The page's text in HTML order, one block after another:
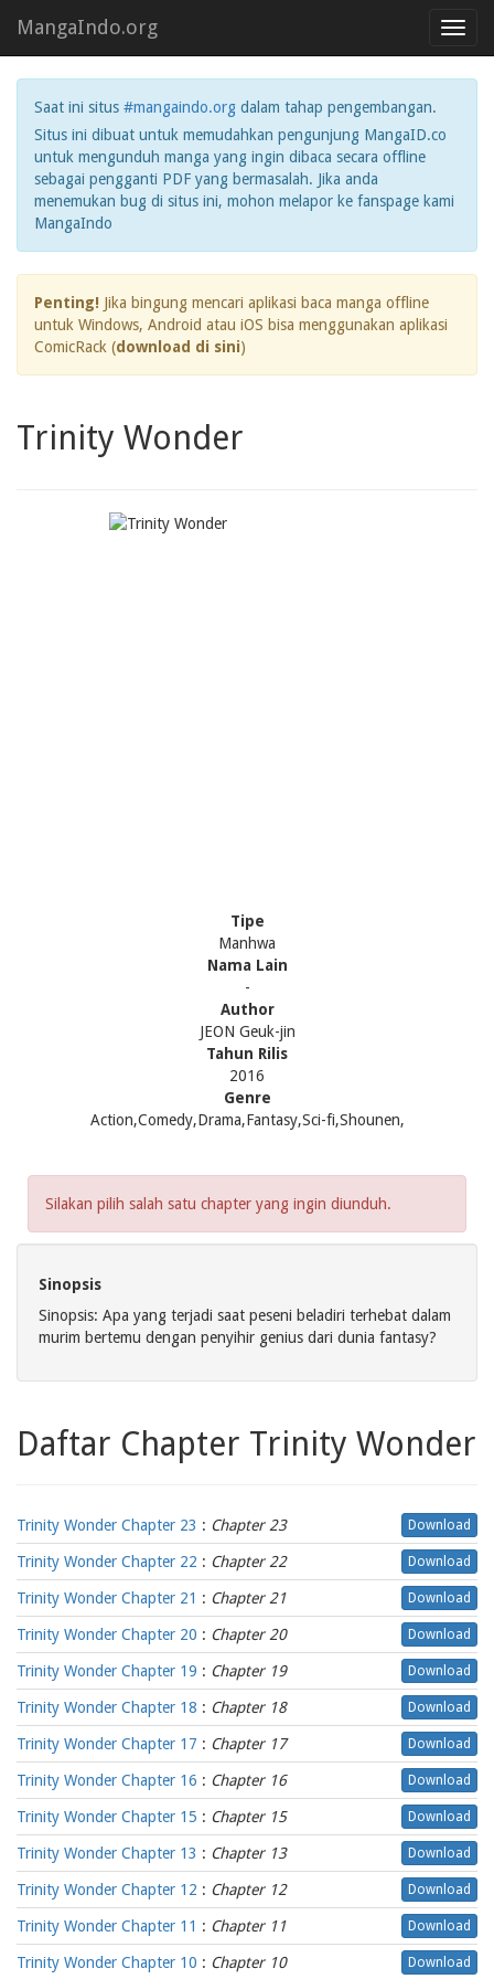
MangaIndo.org
Saat ini situs #mangaindo.org dalam tahap pengembangan.
Situs ini dibuat untuk memudahkan pengunjung MangaID.co
untuk mengunduh manga yang ingin dibaca secara offline
sebagai pengganti PDF yang bermasalah. Jika anda
menemukan bug di situs ini, mohon melapor ke fanspage kami
MangaIndo
Penting! Jika bingung mencari aplikasi baca manga offline
untuk Windows, Android atau iOS bisa menggunakan aplikasi
ComicRack (download di sini)
Trinity Wonder
Tipe
Manhwa
Nama Lain
-
Author
JEON Geuk-jin
Tahun Rilis
2016
Genre
Action,Comedy,Drama,Fantasy,Sci-fi,Shounen,
Silakan pilih salah satu chapter yang ingin diunduh.
Sinopsis
Sinopsis: Apa yang terjadi saat peseni beladiri terhebat dalam
murim bertemu dengan penyihir genius dari dunia fantasy?
Daftar Chapter Trinity Wonder
Trinity Wonder Chapter 23 : Chapter 23 Download
Trinity Wonder Chapter 22 : Chapter 22 Download
Trinity Wonder Chapter 21 : Chapter 21 Download
Trinity Wonder Chapter 20 : Chapter 20 Download
Trinity Wonder Chapter 19 : Chapter 19 Download
Trinity Wonder Chapter 18 : Chapter 18 Download
Trinity Wonder Chapter 17 : Chapter 17 Download
Trinity Wonder Chapter 16 : Chapter 16 Download
Trinity Wonder Chapter 15 : Chapter 15 Download
Trinity Wonder Chapter 13 : Chapter 13 Download
Trinity Wonder Chapter 12 : Chapter 12 Download
Trinity Wonder Chapter 11 : Chapter 11 Download
Trinity Wonder Chapter 10 : Chapter 10 Download